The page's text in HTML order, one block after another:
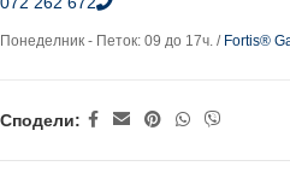
Понеделник - Петок: 09 до 17ч. / Fortis®
Сподели: